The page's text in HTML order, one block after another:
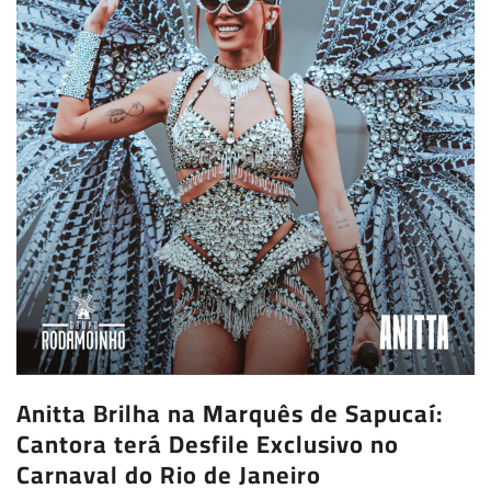
Anitta Brilha na Marquês de Sapucaí:
Cantora terá Desfile Exclusivo no
Carnaval do Rio de Janeiro